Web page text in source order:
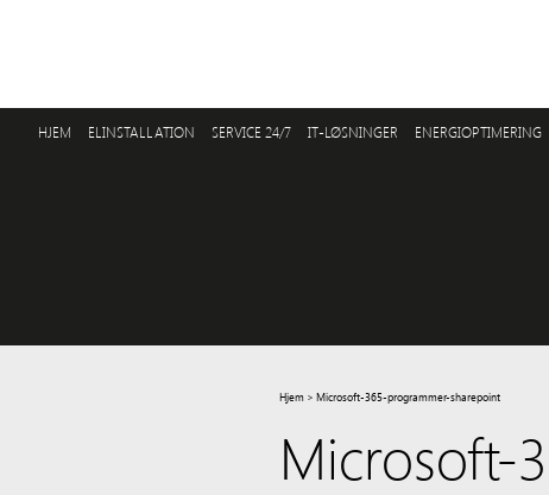
HJEM ELINSTALLATION SERVICE 24/7 IT-LØSNINGER ENERGIOPTIMERING
Hjem > Microsoft-365-programmer-sharepoint
Microsoft-